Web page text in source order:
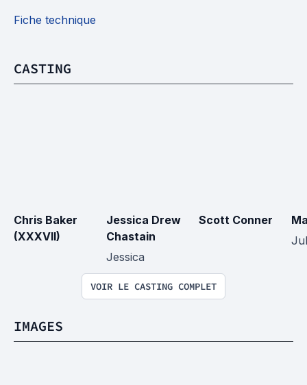
Fiche technique
CASTING
Chris Baker
(XXXVII)
Jessica Drew
Chastain
Jessica
Scott Conner
VOIR LE CASTING COMPLET
IMAGES